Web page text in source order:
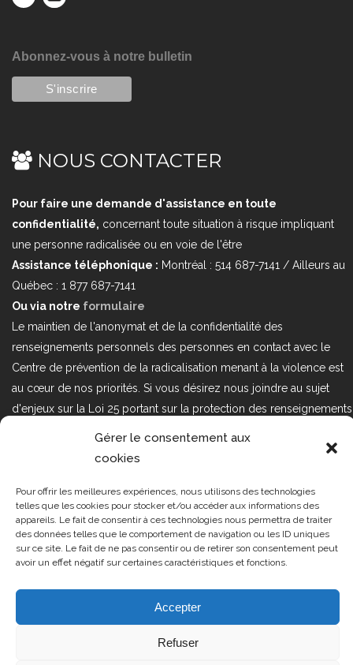
Gérer le consentement aux
cookies
Pour offrir les meilleures expériences, nous utilisons des technologies
telles que les cookies pour stocker et/ou accéder aux informations des
appareils. Le fait de consentir à ces technologies nous permettra de traiter
des données telles que le comportement de navigation ou les ID uniques
sur ce site. Le fait de ne pas consentir ou de retirer son consentement peut
avoir un effet négatif sur certaines caractéristiques et fonctions.
Accepter
Refuser
Abonnez-vous à notre bulletin
NOUS CONTACTER
Pour faire une demande d'assistance en toute
confidentialité, concernant toute situation à risque impliquant
une personne radicalisée ou en voie de l'être
Assistance téléphonique : Montréal : 514 687-7141 / Ailleurs au
Québec : 1 877 687-7141
Ou via notre formulaire
Le maintien de l'anonymat et de la confidentialité des
renseignements personnels des personnes en contact avec le
Centre de prévention de la radicalisation menant à la violence est
au cœur de nos priorités. Si vous désirez nous joindre au sujet
d'enjeux sur la Loi 25 portant sur la protection des renseignements
nous à l'adresse courriel suivant : loi25@cprmv.org Pour en savoir
Tous droits réservés @2019 CPRMV
| Centre de prévention de la
radicalisation menant à la violence
(CPRMV)